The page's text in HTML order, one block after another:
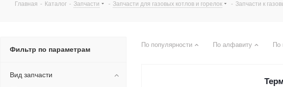
Главная - Каталог - Запчасти - Запчасти для газовых котлов и горелок - Запчасти к
По популярности По алфавиту По
Фильтр по параметрам
Вид запчасти